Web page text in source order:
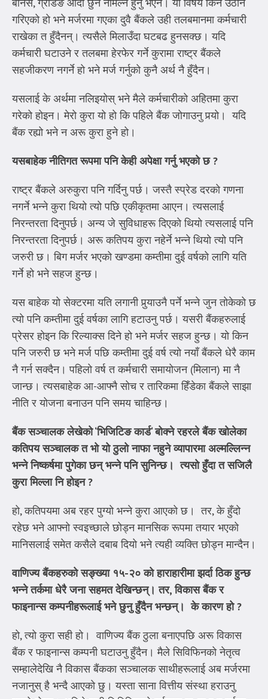
गरिएको हो भने मर्जरमा गएका दुवै बैंकले उही तलबमानमा कर्मचारी
राखेका त हुँदैनन्। त्यसैले मिलाउँदा घटबढ हुनसक्छ। यदि
कर्मचारी घटाउने र तलबमा हेरफेर गर्ने कुरामा राष्ट्र बैंकले
सहजीकरण नगर्ने हो भने मर्ज गर्नुको कुनै अर्थ नै हुँदैन।
यसलाई के अर्थमा नलिइयोस् भने मैले कर्मचारीको अहितमा कुरा
गरेको होइन। मेरो कुरा यो हो कि पहिले बैंक जोगाउनु पर्‍यो। यदि
बैंक रह्यो भने न अरू कुरा हुने हो।
यसबाहेक नीतिगत रूपमा पनि केही अपेक्षा गर्नु भएको छ?
राष्ट्र बैंकले अरुकुरा पनि गर्दिनु पर्छ। जस्तै स्प्रेड दरको गणना
नगर्ने भन्ने कुरा थियो त्यो पछि एकीकृतमा आएन। त्यसलाई
निरन्तरता दिनुपर्छ। अन्य जे सुविधाहरू दिएको थियो त्यसलाई पनि
निरन्तरता दिनुपर्छ। अरू कतिपय कुरा नहेर्ने भन्ने थियो त्यो पनि
जरुरी छ। बिग मर्जर भएको खण्डमा कम्तीमा दुई वर्षको लागि यति
गर्ने हो भने सहज हुन्छ।
यस बाहेक यो सेक्टरमा यति लगानी पुर्‍याउनै पर्ने भन्ने जुन तोकेको छ
त्यो पनि कम्तीमा दुई वर्षका लागि हटाउनु पर्छ। यसरी बैंकहरुलाई
प्रेसर होइन कि रिल्याक्स दिने हो भने मर्जर सहज हुन्छ। यो किन
पनि जरुरी छ भने मर्ज पछि कम्तीमा दुई वर्ष त्यो नयाँ बैंकले धेरै काम
नै गर्न सक्दैन। पहिलो वर्ष त कर्मचारी समायोजन (मिलान) मा नै
जान्छ। त्यसबाहेक आ-आफ्नै सोच र तारिकमा हिँडेका बैंकले साझा
नीति र योजना बनाउन पनि समय चाहिन्छ।
बैंक सञ्चालक लेखेको‘भिजिटिङ कार्ड‘बोक्ने रहरले बैंक खोलेका
कतिपय सञ्चालक त भो यो ठुलो नाफा नहुने व्यापारमा अल्मल्लिन्न
भन्ने निष्कर्षमा पुगेका छन् भन्ने पनि सुनिन्छ। त्यसो हुँदा त सजिलै
कुरा मिल्ला नि होइन?
हो, कतिपयमा अब रहर पुग्यो भन्ने कुरा आएको छ। तर, के हुँदो
रहेछ भने आफ्नो स्वइच्छाले छोड्न मानसिक रूपमा तयार भएको
मानिसलाई समेत कसैले दबाब दियो भने त्यही व्यक्ति छोड्न मान्दैन।
वाणिज्य बैंकहरुको सङ्ख्या १५-२० को हाराहारीमा झर्दा ठिक हुन्छ
भन्ने तर्कमा धेरै जना सहमत देखिन्छन्। तर,विकास बैंक र
फाइनान्स कम्पनीहरूलाई भने छुनु हुँदैन भन्छन्। के कारण हो?
हो, त्यो कुरा सही हो। वाणिज्य बैंक ठुला बनाएपछि अरू विकास
बैंक र फाइनान्स कम्पनी घटाउनु हुँदैन। मैले सिविफिनको नेतृत्व
सम्हालेदेखि नै विकास बैंकका सञ्चालक साथीहरूलाई अब मर्जरमा
नजानुस् है भन्दै आएको छु। यस्ता साना वित्तीय संस्था हराउनु